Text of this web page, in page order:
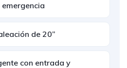
de 20”
con entrada y